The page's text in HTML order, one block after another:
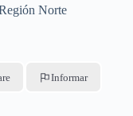
Norte
Informar